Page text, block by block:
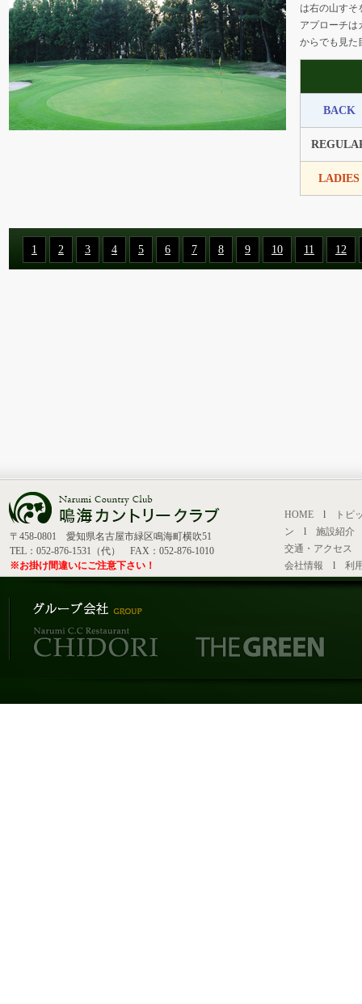
は右の山すそ
アプローチは
からでも見た
BACK
LADIES
1 2 3 4 5 6 7 8 9 10 11 12
〒458-0801 愛知県名古屋市緑区鳴海町横吹51
TEL：052-876-1531（代） FAX：052-876-1010
※お掛け間違いにご注意下さい！
HOME l
トピ
ン l 施設紹介
交通・アクセス
会社情報 l 利